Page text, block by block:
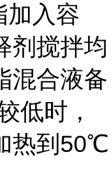
入容
剂搅拌均
混合液备
低时，
热到50℃